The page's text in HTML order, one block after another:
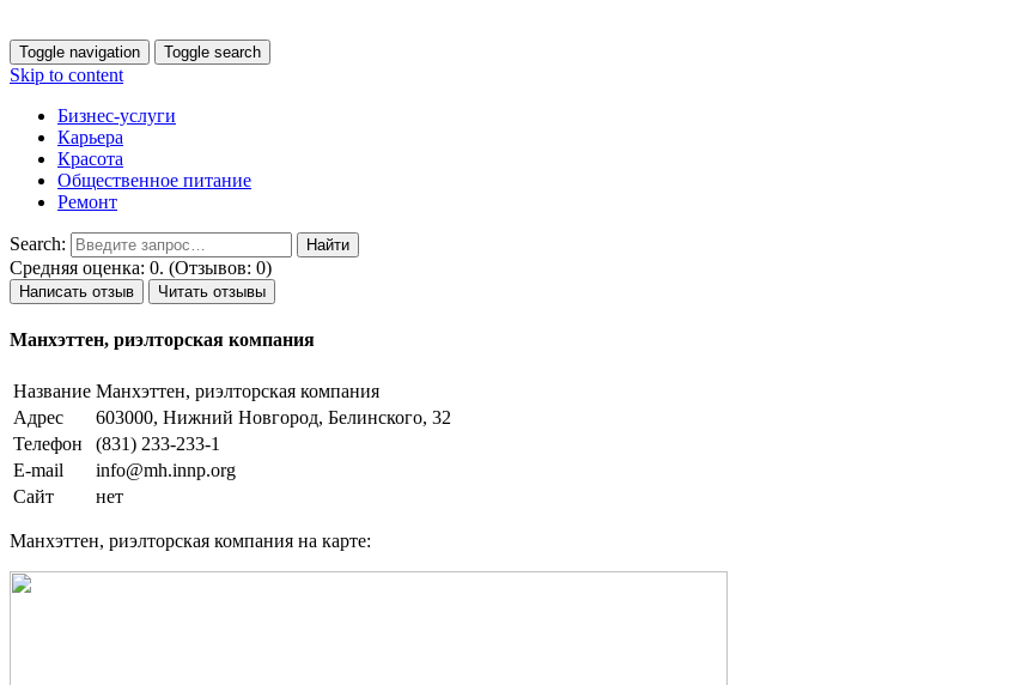
Toggle navigation Toggle search
Skip to content
Бизнес-услуги
Карьера
Красота
Общественное питание
Ремонт
Search:
Средняя оценка: 0. (Отзывов: 0)
Написать отзыв Читать отзывы
Манхэттен, риэлторская компания
Название Манхэттен, риэлторская компания
Адрес
603000, Нижний Новгород, Белинского, 32
Телефон
(831) 233-233-1
E-mail
info@mh.innp.org
Сайт
нет
Манхэттен, риэлторская компания на карте: